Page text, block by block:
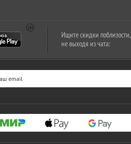
Ищите скидки поблизости,
не выходя из чата: